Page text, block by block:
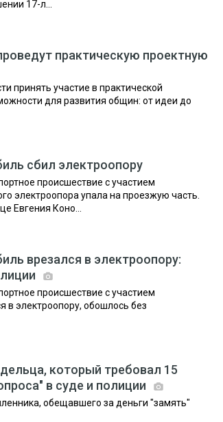
17-л...
практическую проектную
принять участие в практической
для развития общин: от идеи до
сбил электроопору
происшествие с участием
электроопора упала на проезжую часть.
Евгения Коно...
врезался в электроопору:
происшествие с участием
в электроопору, обошлось без
который требовал 15
в суде и полиции
обещавшего за деньги "замять"